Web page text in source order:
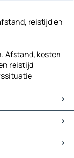
reistijd en
Afstand, kosten
reistijd